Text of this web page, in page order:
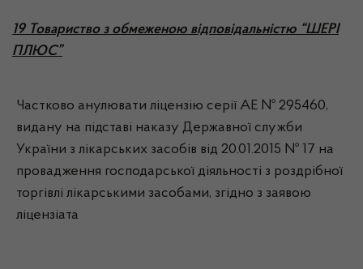
19 Товариство з обмеженою відповідальністю “ШЕРІ
ПЛЮС”
Частково анулювати ліцензію серії АЕ № 295460,
видану на підставі наказу Державної служби
України з лікарських засобів від 20.01.2015 № 17 на
провадження господарської діяльності з роздрібної
торгівлі лікарськими засобами, згідно з заявою
ліцензіата